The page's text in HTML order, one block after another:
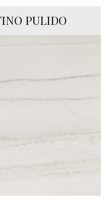
PULIDO